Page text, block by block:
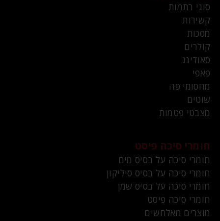
סוגי רתמות
קשירות
מסכות
קולרים
סאודינג
פאפי
מחסומי פה
שוטים
מצבטי פטמות
חומרי סיכה פיסט
חומרי סיכה על בסיס מים
חומרי סיכה על בסיס סיליקון
חומרי סיכה על בסיס שמן
חומרי סיכה פיסט
מוצרים מאלחשים